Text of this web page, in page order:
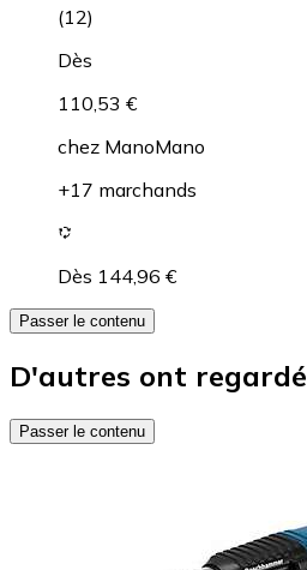
(12)
Dès
110,53 €
chez ManoMano
+17 marchands
Dès 144,96 €
Passer le contenu
D'autres ont regardé
Passer le contenu